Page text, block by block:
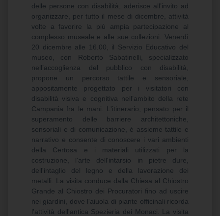
delle persone con disabilità, aderisce all’invito ad
organizzare, per tutto il mese di dicembre, attività
volte a favorire la più ampia partecipazione al
complesso museale e alle sue collezioni. Venerdì
20 dicembre alle 16.00, il Servizio Educativo del
museo, con Roberto Sabatinelli, specializzato
nell’accoglienza del pubblico con disabilità,
propone un percorso tattile e sensoriale,
appositamente progettato per i visitatori con
disabilità visiva e cognitiva nell’ambito della rete
Campania fra le mani. L'itinerario, pensato per il
superamento delle barriere architettoniche,
sensoriali e di comunicazione, è assieme tattile e
narrativo e consente di conoscere i vari ambienti
della Certosa e i materiali utilizzati per la
costruzione, l'arte dell'intarsio in pietre dure,
dell'intaglio del legno e della lavorazione dei
metalli. La visita conduce dalla Chiesa al Chiostro
Grande al Chiostro dei Procuratori fino ad uscire
nei giardini, dove l'aiuola di piante officinali ricorda
l'attività dell'antica Spezieria dei Monaci. La visita